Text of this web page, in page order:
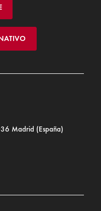
Madrid (España)